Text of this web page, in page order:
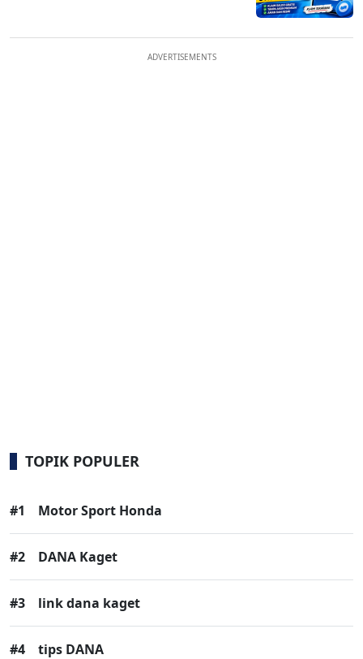
ADVERTISEMENTS
TOPIK POPULER
#1 Motor Sport Honda
#2 DANA Kaget
#3 link dana kaget
#4 tips DANA